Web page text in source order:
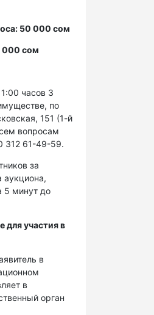
50 000 сом
000 сом
часов 3
по
151 (1-й
вопросам
312 61-49-59.
за
аукциона,
5 минут до
участия в
в
в
орган